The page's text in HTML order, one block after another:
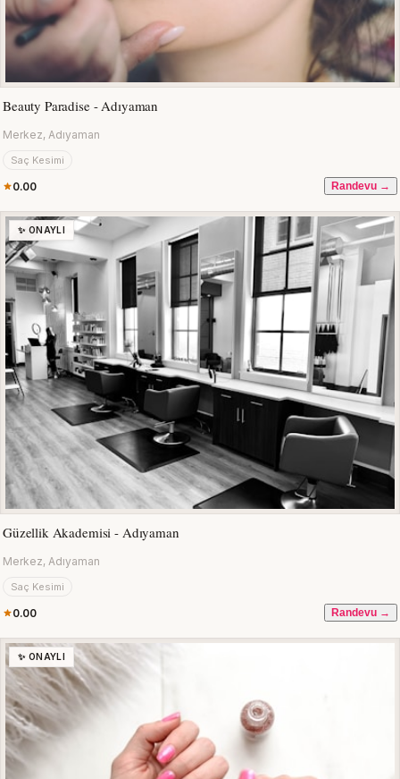
Beauty Paradise - Adıyaman
Merkez, Adıyaman
Saç Kesimi
0.00 Randevu →
✨ ONAYLI
Güzellik Akademisi - Adıyaman
Merkez, Adıyaman
Saç Kesimi
0.00 Randevu →
✨ ONAYLI